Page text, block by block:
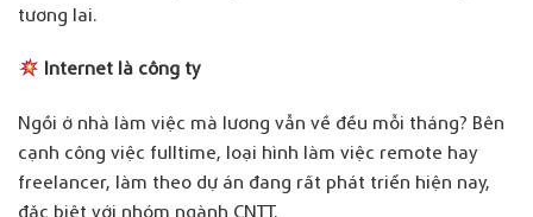
tương lai.
Internet là công ty
Ngồi ở nhà làm việc mà lương vẫn về đều mỗi tháng? Bên
cạnh công việc fulltime, loại hình làm việc remote hay
freelancer, làm theo dự án đang rất phát triển hiện nay,
đặc biệt với nhóm ngành CNTT.